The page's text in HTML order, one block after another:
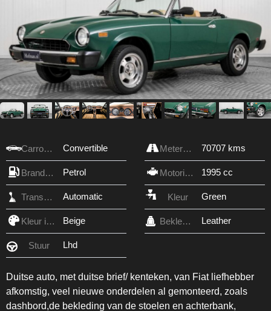
Carrosserie Convertible Meterstand 70707 kms
Brandstof Petrol Motorinhoud 1995 cc
Transmissie Automatic Kleur Green
Kleur interieur Beige Bekleding Leather
Stuur Lhd
Duitse auto, met duitse brief/ kenteken, van Fiat liefhebber
afkomstig, veel nieuwe onderdelen al gemonteerd, zoals
dashbord,de bekleding van de stoelen en achterbank,